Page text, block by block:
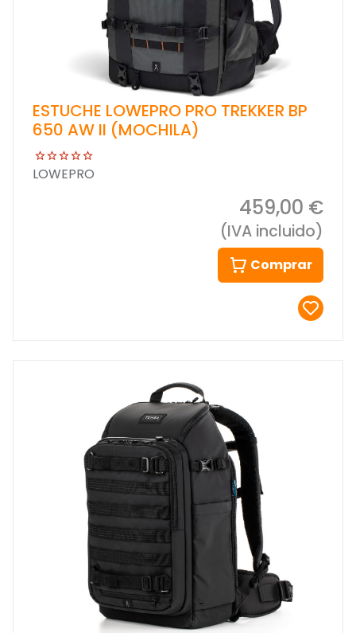
ESTUCHE LOWEPRO PRO TREKKER BP
650 AW II (MOCHILA)
LOWEPRO
459,00 €
(IVA incluido)
Comprar